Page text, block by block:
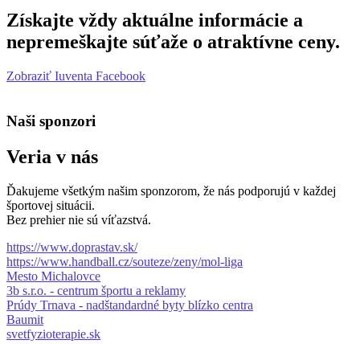
Získajte vždy aktuálne informácie a
nepremeškajte súťaže o atraktívne ceny.
Zobraziť Iuventa Facebook
Naši sponzori
Veria v nás
Ďakujeme všetkým našim sponzorom, že nás podporujú v každej
športovej situácii.
Bez prehier nie sú víťazstvá.
https://www.doprastav.sk/
https://www.handball.cz/souteze/zeny/mol-liga
Mesto Michalovce
3b s.r.o. - centrum športu a reklamy
Prúdy Trnava - nadštandardné byty blízko centra
Baumit
svetfyzioterapie.sk